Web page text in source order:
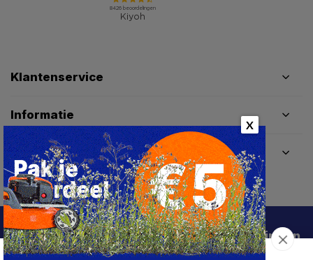
Klantenservice
Informatie
Contactgegevens
Schrijf je in voor de beste deals en kortingen
X